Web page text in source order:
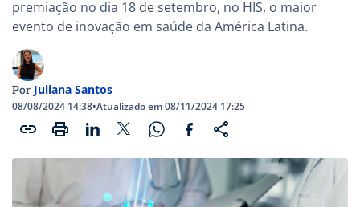
premiação no dia 18 de setembro, no HIS, o maior
evento de inovação em saúde da América Latina.
Por Juliana Santos
08/08/2024 14:38•Atualizado em 08/11/2024 17:25